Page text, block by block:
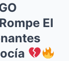
El